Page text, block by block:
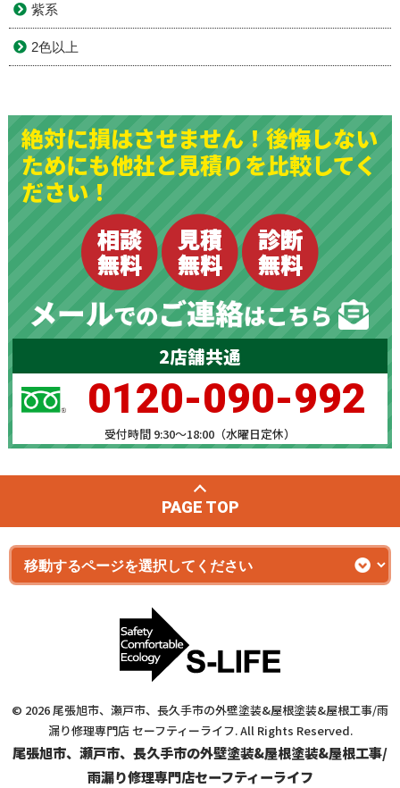
紫系
2色以上
絶対に損はさせません！後悔しない
ためにも他社と見積りを比較してく
ださい！
2店舗共通
0120-090-992
受付時間 9:30～18:00（水曜日定休）
PAGE TOP
© 2026 尾張旭市、瀬戸市、長久手市の外壁塗装&屋根塗装&屋根工事/雨
漏り修理専門店 セーフティーライフ. All Rights Reserved.
尾張旭市、瀬戸市、長久手市の外壁塗装&屋根塗装&屋根工事/
雨漏り修理専門店セーフティーライフ